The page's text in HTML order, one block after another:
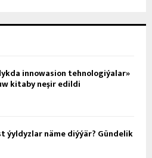
innowasion tehnologiýalar»
kitaby neşir edildi
ýyldyzlar näme diýýär? Gündelik